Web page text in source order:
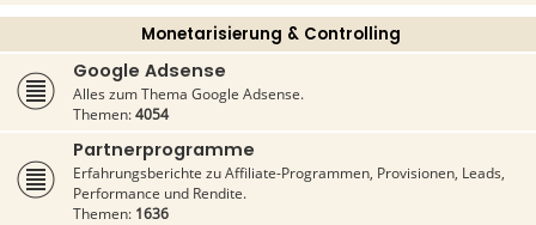
Monetarisierung & Controlling
Google Adsense
Alles zum Thema Google Adsense.
Themen:4054
Partnerprogramme
Erfahrungsberichte zu Affiliate-Programmen, Provisionen, Leads,
Performance und Rendite.
Themen: 1636